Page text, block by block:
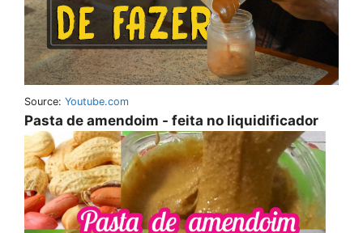
Source: Youtube.com
Pasta de amendoim - feita no liquidificador